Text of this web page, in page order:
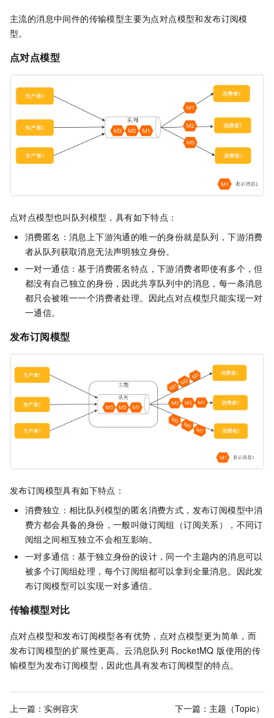
主流的消息中间件的传输模型主要为点对点模型和发布订阅模
型。
点对点模型
点对点模型也叫队列模型，具有如下特点：
消费匿名：消息上下游沟通的唯一的身份就是队列，下游消费
者从队列获取消息无法声明独立身份。
一对一通信：基于消费匿名特点，下游消费者即使有多个，但
都没有自己独立的身份，因此共享队列中的消息，每一条消息
都只会被唯一一个消费者处理。因此点对点模型只能实现一对
一通信。
发布订阅模型
发布订阅模型具有如下特点：
消费独立：相比队列模型的匿名消费方式，发布订阅模型中消
费方都会具备的身份，一般叫做订阅组（订阅关系），不同订
阅组之间相互独立不会相互影响。
一对多通信：基于独立身份的设计，同一个主题内的消息可以
被多个订阅组处理，每个订阅组都可以拿到全量消息。因此发
布订阅模型可以实现一对多通信。
传输模型对比
点对点模型和发布订阅模型各有优势，点对点模型更为简单，而
发布订阅模型的扩展性更高。云消息队列 RocketMQ 版使用的传
输模型为发布订阅模型，因此也具有发布订阅模型的特点。
上一篇： 实例容灾 下一篇： 主题（Topic）